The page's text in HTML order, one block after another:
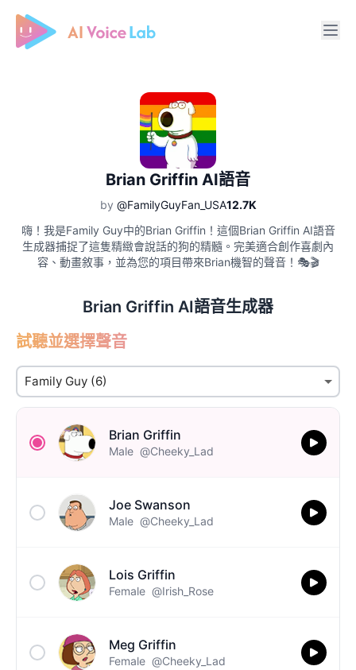
Free AI Cover & AI Voice Over
Brian Griffin AI語音
by @FamilyGuyFan_USA12.7K
嗨！我是Family Guy中的Brian Griffin！這個Brian Griffin AI語音
生成器捕捉了這隻精緻會說話的狗的精髓。完美適合創作喜劇內
容、動畫敘事，並為您的項目帶來Brian機智的聲音！🎭🎬
Brian Griffin AI語音生成器
試聽並選擇聲音
Brian Griffin
Male @Cheeky_Lad
Joe Swanson
Male @Cheeky_Lad
Lois Griffin
Female @Irish_Rose
Meg Griffin
Female @Cheeky_Lad